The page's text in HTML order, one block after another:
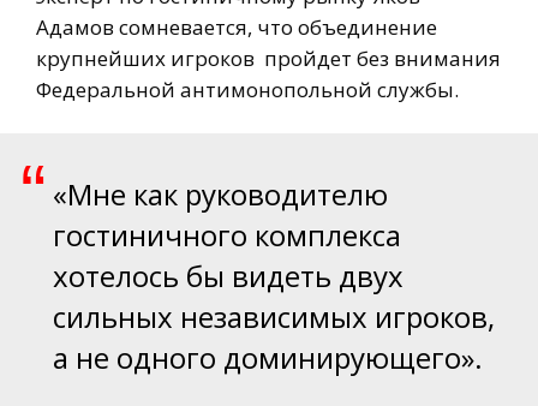
Адамов сомневается, что объединение
крупнейших игроков пройдет без внимания
Федеральной антимонопольной службы.
“ «Мне как руководителю
гостиничного комплекса
хотелось бы видеть двух
сильных независимых игроков,
а не одного доминирующего».